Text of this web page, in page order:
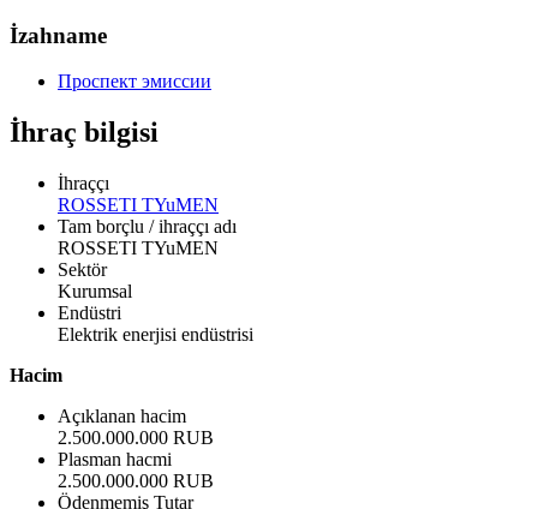
İzahname
Проспект эмиссии
İhraç bilgisi
İhraççı
ROSSETI TYuMEN
Tam borçlu / ihraççı adı
ROSSETI TYuMEN
Sektör
Kurumsal
Endüstri
Elektrik enerjisi endüstrisi
Hacim
Açıklanan hacim
2.500.000.000 RUB
Plasman hacmi
2.500.000.000 RUB
Ödenmemiş Tutar